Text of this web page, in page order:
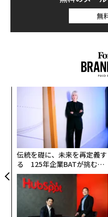
無
伝統を礎に、未来を再定義す
る 125年企業BATが挑むス
モークレスな未来